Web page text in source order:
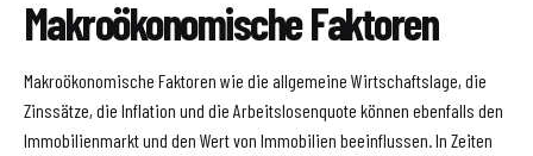
Makroökonomische Faktoren
Makroökonomische Faktoren wie die allgemeine Wirtschaftslage, die
Zinssätze, die Inflation und die Arbeitslosenquote können ebenfalls den
Immobilienmarkt und den Wert von Immobilien beeinflussen. In Zeiten